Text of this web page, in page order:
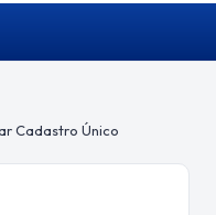
Cadastro Único